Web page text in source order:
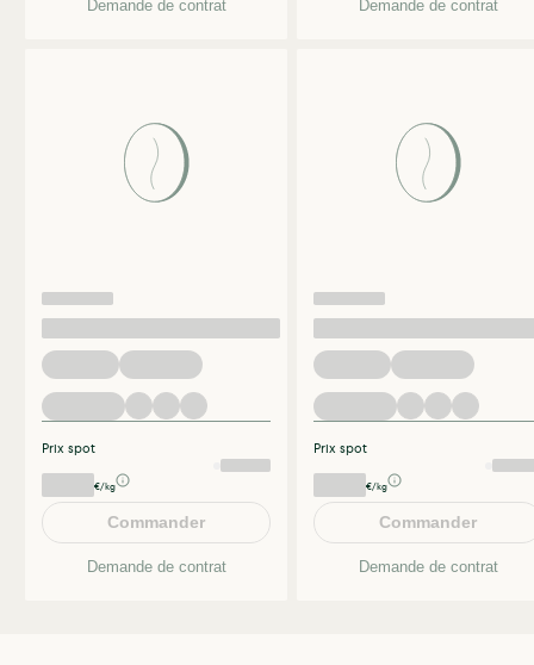
Demande de contrat Demande de contrat
Prix spot
€/kg
Commander
Demande de contrat
Prix spot
€/kg
Commander
Demande de contrat